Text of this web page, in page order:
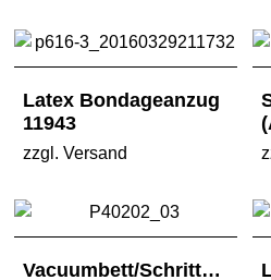
Latex Bondageanzug
11943
zzgl. Versand
Vacuumbett/